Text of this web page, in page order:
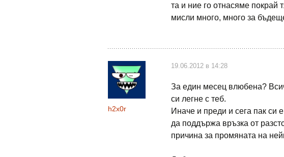
та и ние го отнасяме
мисли много, много за
h2x0r
19.06.2012 в 14:28
За един месец влюбена?
си легне с теб.
Иначе и преди и сега пак си
да поддържа връзка от
причина за промяната на